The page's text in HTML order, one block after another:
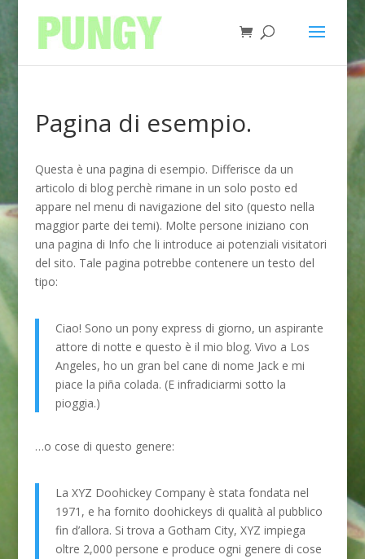
Pagina di esempio.
Questa è una pagina di esempio. Differisce da un
articolo di blog perchè rimane in un solo posto ed
appare nel menu di navigazione del sito (questo nella
maggior parte dei temi). Molte persone iniziano con
una pagina di Info che li introduce ai potenziali visitatori
del sito. Tale pagina potrebbe contenere un testo del
tipo:
Ciao! Sono un pony express di giorno, un aspirante
attore di notte e questo è il mio blog. Vivo a Los
Angeles, ho un gran bel cane di nome Jack e mi
piace la piña colada. (E infradiciarmi sotto la
pioggia.)
…o cose di questo genere:
La XYZ Doohickey Company è stata fondata nel
1971, e ha fornito doohickeys di qualità al pubblico
fin d’allora. Si trova a Gotham City, XYZ impiega
oltre 2,000 persone e produce ogni genere di cose